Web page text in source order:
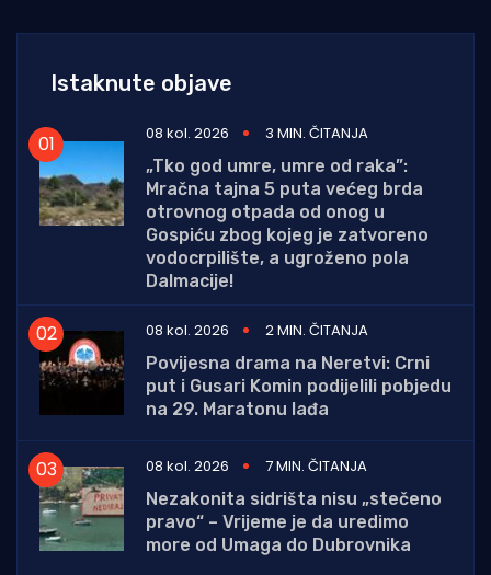
Istaknute objave
08 kol. 2026
3 MIN. ČITANJA
„Tko god umre, umre od raka”:
Mračna tajna 5 puta većeg brda
otrovnog otpada od onog u
Gospiću zbog kojeg je zatvoreno
vodocrpilište, a ugroženo pola
Dalmacije!
08 kol. 2026
2 MIN. ČITANJA
Povijesna drama na Neretvi: Crni
put i Gusari Komin podijelili pobjedu
na 29. Maratonu lađa
08 kol. 2026
7 MIN. ČITANJA
Nezakonita sidrišta nisu „stečeno
pravo“ – Vrijeme je da uredimo
more od Umaga do Dubrovnika